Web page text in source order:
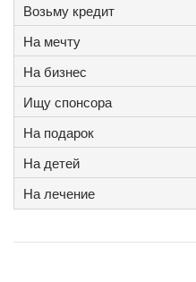
Возьму кредит
На мечту
На бизнес
Ищу спонсора
На подарок
На детей
На лечение